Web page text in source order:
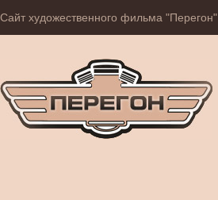
Сайт художественного фильма "Перегон"